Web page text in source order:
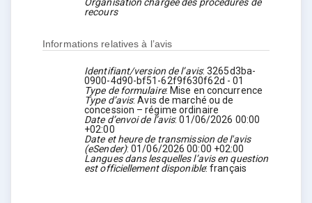
recours
Informations relatives à l’avis
Identifiant/version de l’avis:3265d3ba-
0900-4d90-bf51-62f9f630f62d -01
Type de formulaire: Mise en concurrence
Type d’avis:Avis de marché ou de
concession – régime ordinaire
Date d’envoi de l’avis:01/06/2026 00:00
+02:00
Date et heure de transmission de l'avis
(eSender):01/06/2026 00:00 +02:00
Langues dans lesquelles l’avis en question
est officiellement disponible:français